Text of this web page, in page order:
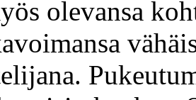
olevansa